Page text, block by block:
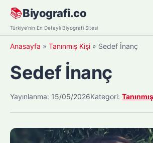
Skip
content
📚Biyografi.co
Türkiye'nin En Detaylı Biyografi Sitesi
Anasayfa » Tanınmış Kişi » Sedef İnanç
Sedef İnanç
Yayınlanma: 15/05/2026Kategori: